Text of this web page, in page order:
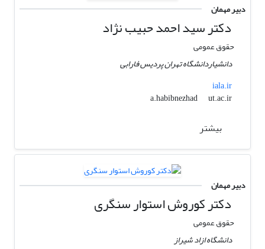
دبیر مهمان
دکتر سید احمد حبیب نژاد
حقوق عمومی
دانشیاردانشگاه تهران پردیس فارابی
iala.ir
a.habibnezhad
ut.ac.ir
بیشتر
دبیر مهمان
دکتر کوروش استوار سنگری
حقوق عمومی
دانشگاه ازاد شیراز